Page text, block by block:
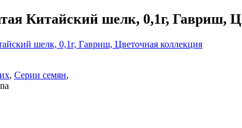
Китайский шелк, 0,1г, Гавриш,
, Серии семян,